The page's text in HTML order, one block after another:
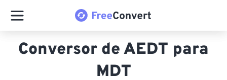
Conversor de AEDT para
MDT